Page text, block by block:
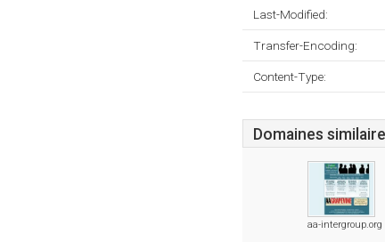
Last-Modified:
Transfer-Encoding:
Content-Type:
Domaines
aa-intergroup.org